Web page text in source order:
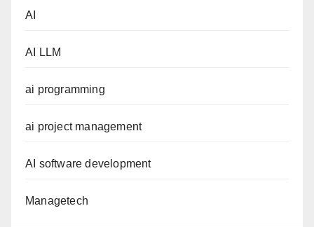
AI
AI LLM
ai programming
ai project management
AI software development
Managetech